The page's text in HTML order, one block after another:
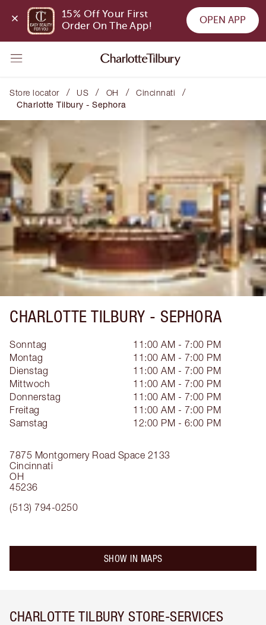
15% Off Your First
Order On The App!
OPEN APP
Store locator / US / OH / Cincinnati /
Charlotte Tilbury - Sephora
CHARLOTTE TILBURY - SEPHORA
7875 Montgomery Road Space 2133
Cincinnati
OH
45236
(513) 794-0250
Sonntag
11:00 AM - 7:00 PM
Montag
11:00 AM - 7:00 PM
Dienstag
11:00 AM - 7:00 PM
Mittwoch
11:00 AM - 7:00 PM
Donnerstag
11:00 AM - 7:00 PM
Freitag
11:00 AM - 7:00 PM
Samstag
12:00 PM - 6:00 PM
SHOW IN MAPS
CHARLOTTE TILBURY STORE-SERVICES